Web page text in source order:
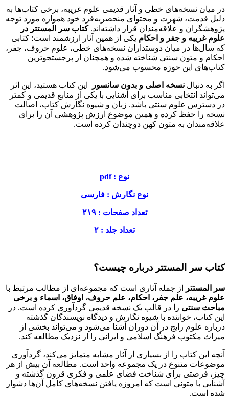
در میان نسخه‌های خطی و آثار قدیمی علوم غریبه، برخی کتاب‌ها به
دلیل قدمت، شهرت و محتوای منحصربه‌فرد خود همواره مورد توجه
پژوهشگران و علاقه‌مندان قرار داشته‌اند.کتاب سر المستتر در
علوم غریبه و جفر و احکام یکی از همین آثار ارزشمند است؛ کتابی
که سال‌ها در میان دوستداران نسخه‌های خطی، علوم حروف، جفر،
احکام و متون سنتی شناخته شده و همچنان از پرجستجوترین
کتاب‌های این حوزه محسوب می‌شود.
اگر به دنبال نسخه اصلی و بدون سانسور
این کتاب هستید، این اثر
می‌تواند انتخابی مناسب برای آشنایی با یکی از منابع قدیمی و کمتر
در دسترس علوم سنتی باشد. زبان و شیوه نگارش کتاب، اصالت
نسخه را حفظ کرده و همین موضوع ارزش پژوهشی آن را برای
علاقه‌مندان به متون کهن دوچندان کرده است.
نوع : pdf
نوع نگارش : فارسی
تعداد صفحات : ۲۱۹
تعداد جلد : ۲
کتاب سر المستتر درباره چیست؟
سر المستتر
از جمله آثاری است که مجموعه‌ای از مطالب مرتبط با
علوم غریبه، علم جفر، احکام، علم حروف، اوفاق، اسماء و برخی
مباحث سنتی را در قالب یک نسخه قدیمی گردآوری کرده است. در
این کتاب، خواننده با شیوه نگارش و دیدگاه نویسندگان گذشته
درباره علوم رایج در آن دوران آشنا می‌شود و می‌تواند بخشی از
میراث مکتوب فرهنگ اسلامی و ایرانی را از نزدیک مطالعه کند.
آنچه این کتاب را از بسیاری از آثار مشابه متمایز می‌کند، گردآوری
موضوعات متنوع در یک مجموعه واحد است. مطالعه آن بیش از هر
چیز، فرصتی برای شناخت فضای علمی و فکری قرون گذشته و
آشنایی با متونی است که امروزه یافتن نسخه‌های کامل آن‌ها دشوار
شده است.